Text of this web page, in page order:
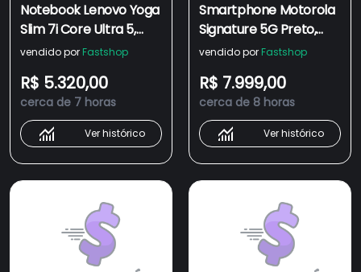
Notebook Lenovo Yoga
Slim 7i Core Ultra 5,
16GB, 512GB SSD, Tela
- 83GM0003BR
vendido por Fastshop
R$ 5.320,00
cerca de 7 horas
Ver histórico
Smartphone Motorola
Signature 5G Preto,
512GB, 12GB RAM, 3
Lytia e Zoom 100
vendido por Fastshop
R$ 7.999,00
cerca de 8 horas
Ver histórico